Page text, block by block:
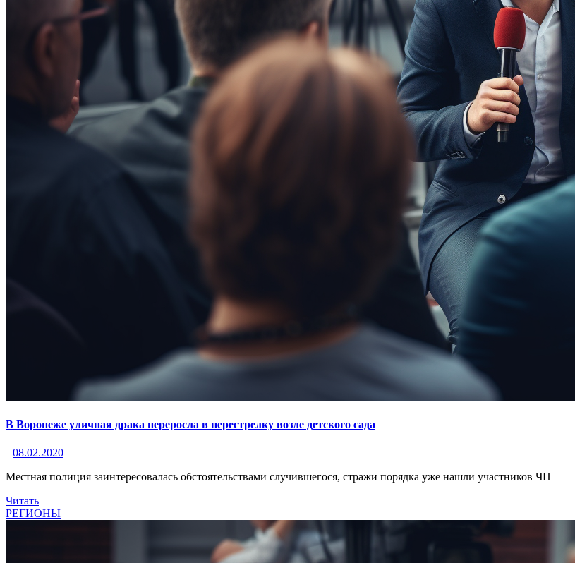
В Воронеже уличная драка переросла в перестрелку возле детского сада
08.02.2020
Местная полиция заинтересовалась обстоятельствами случившегося, стражи порядка уже нашли участников ЧП
Читать
РЕГИОНЫ